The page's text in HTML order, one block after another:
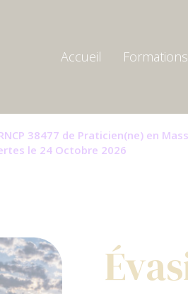
Accueil Formations
38477 de Praticien(ne) en
ouvertes le 24